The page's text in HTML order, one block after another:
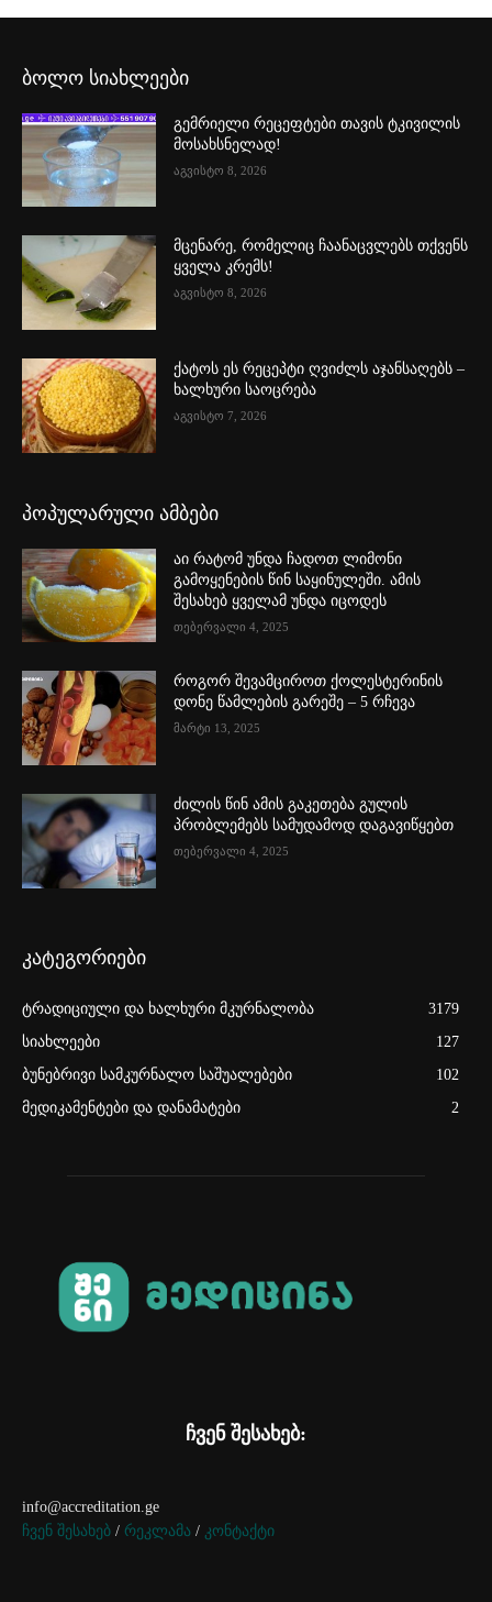
ბოლო სიახლეები
გემრიელი რეცეფტები თავის ტკივილის
მოსახსნელად!
აგვისტო 8, 2026
მცენარე, რომელიც ჩაანაცვლებს თქვენს
ყველა კრემს!
აგვისტო 8, 2026
ქატოს ეს რეცეპტი ღვიძლს აჯანსაღებს –
ხალხური საოცრება
აგვისტო 7, 2026
პოპულარული ამბები
აი რატომ უნდა ჩადოთ ლიმონი
გამოყენების წინ საყინულეში. ამის
შესახებ ყველამ უნდა იცოდეს
თებერვალი 4, 2025
როგორ შევამციროთ ქოლესტერინის
დონე წამლების გარეშე – 5 რჩევა
მარტი 13, 2025
ძილის წინ ამის გაკეთება გულის
პრობლემებს სამუდამოდ დაგავიწყებთ
თებერვალი 4, 2025
კატეგორიები
ტრადიციული და ხალხური მკურნალობა
3179
სიახლეები
127
ბუნებრივი სამკურნალო საშუალებები
102
მედიკამენტები და დანამატები
2
ჩვენ შესახებ:
info@accreditation.ge
ჩვენ შესახებ / რეკლამა / კონტაქტი